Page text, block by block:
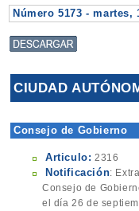
Número 5173 - martes,
CIUDAD
Consejo de Gobierno
Articulo: 2316
Notificación:
Consejo de
el día 26 de